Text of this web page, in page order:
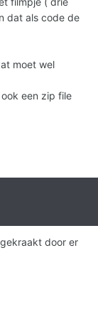
dat als code de
moet wel
een zip file
door er